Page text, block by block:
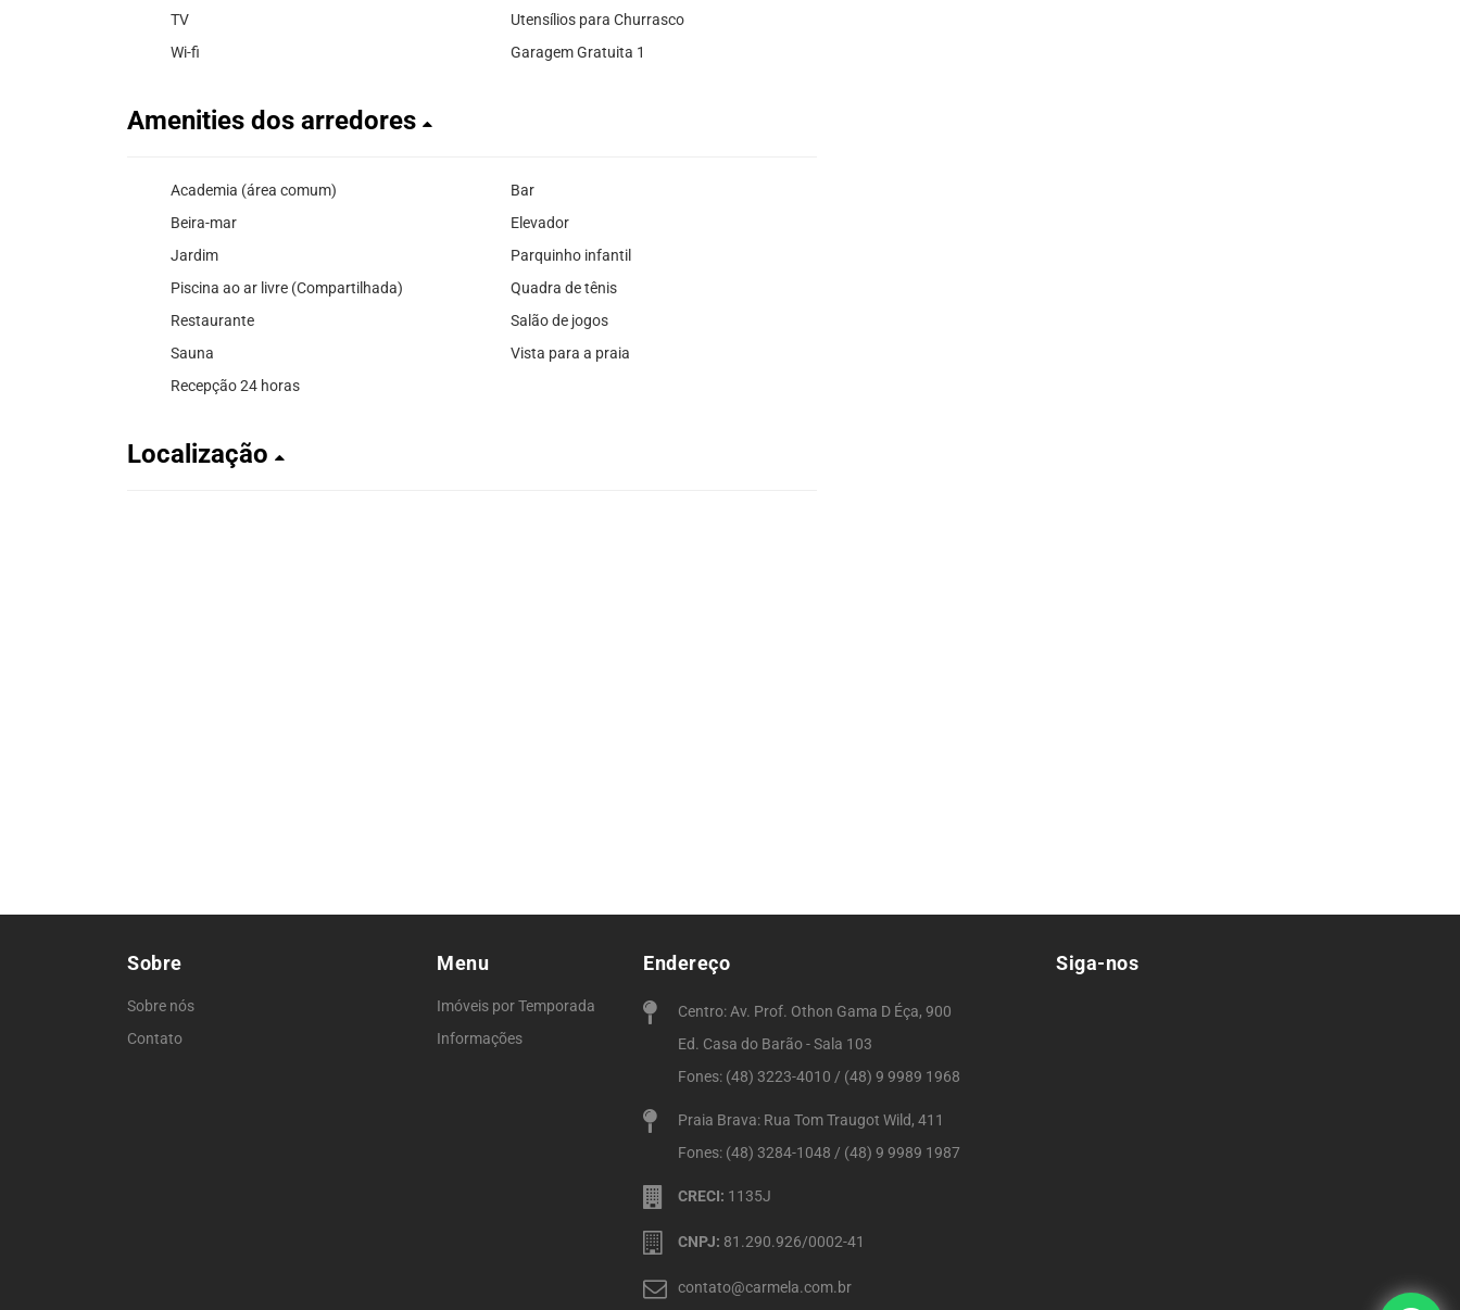
TV
Utensílios para Churrasco
Wi-fi
Garagem Gratuita 1
Amenities dos arredores
Academia (área comum)
Bar
Beira-mar
Elevador
Jardim
Parquinho infantil
Piscina ao ar livre (Compartilhada)
Quadra de tênis
Restaurante
Salão de jogos
Sauna
Vista para a praia
Recepção 24 horas
Localização
Sobre
Sobre nós
Contato
Menu
Imóveis por Temporada
Informações
Endereço
Centro: Av. Prof. Othon Gama D Éça, 900
Ed. Casa do Barão - Sala 103
Fones: (48) 3223-4010 / (48) 9 9989 1968
Praia Brava: Rua Tom Traugot Wild, 411
Fones: (48) 3284-1048 / (48) 9 9989 1987
CRECI: 1135J
CNPJ: 81.290.926/0002-41
contato@carmela.com.br
Siga-nos